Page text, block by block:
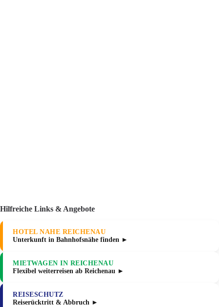
Hilfreiche Links & Angebote
HOTEL NAHE REICHENAU
Unterkunft in Bahnhofsnähe finden ►
MIETWAGEN IN REICHENAU
Flexibel weiterreisen ab Reichenau ►
REISESCHUTZ
Reiserücktritt & Abbruch ►